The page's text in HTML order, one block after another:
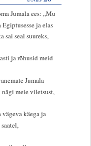
Jumala ees: „Mu
ja elas
sai seal suureks,
ja rõhusid meid
Jumala
meie viletsust,
käega ja